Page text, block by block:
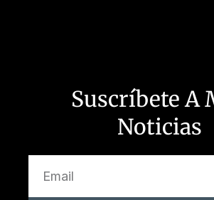
Suscríbete A
Noticias